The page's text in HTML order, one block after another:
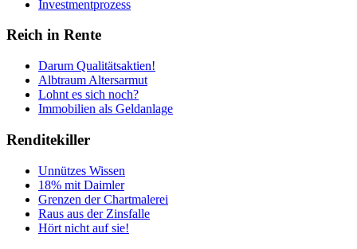
Investmentprozess
Reich in Rente
Darum Qualitätsaktien!
Albtraum Altersarmut
Lohnt es sich noch?
Immobilien als Geldanlage
Renditekiller
Unnützes Wissen
18% mit Daimler
Grenzen der Chartmalerei
Raus aus der Zinsfalle
Hört nicht auf sie!